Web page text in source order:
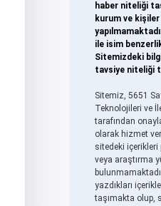
haber niteliği
kurum ve kişiler
ile isim
Sitemizdeki
tavsiye niteliği
Sitemiz, 5651
Teknolojileri ve
tarafından
olarak hizmet
sitedeki
veya araştırma
yazdıkları
taşımakta olup,